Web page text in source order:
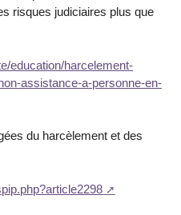
risques judiciaires plus que
education/harcelement-
assistance-a-personne-en-
du harcèlement et des